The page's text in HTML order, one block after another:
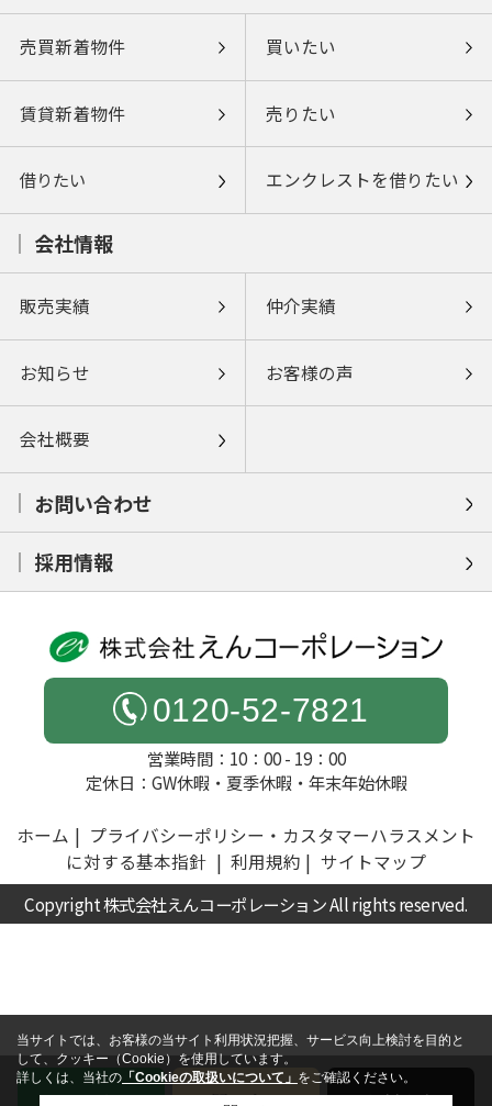
売買新着物件 買いたい
賃貸新着物件 売りたい
借りたい エンクレストを借りたい
会社情報
販売実績 仲介実績
お知らせ お客様の声
会社概要
お問い合わせ
採用情報
0120-52-7821
営業時間：10：00 - 19：00
定休日：GW休暇・夏季休暇・年末年始休暇
ホーム
プライバシーポリシー・カスタマーハラスメント
に対する基本指針
利用規約 サイトマップ
Copyright 株式会社えんコーポレーション All rights reserved.
当サイトでは、お客様の当サイト利用状況把握、サービス向上検討を目的と
して、クッキー（Cookie）を使用しています。
詳しくは、当社の 「Cookieの取扱いについて」 をご確認ください。